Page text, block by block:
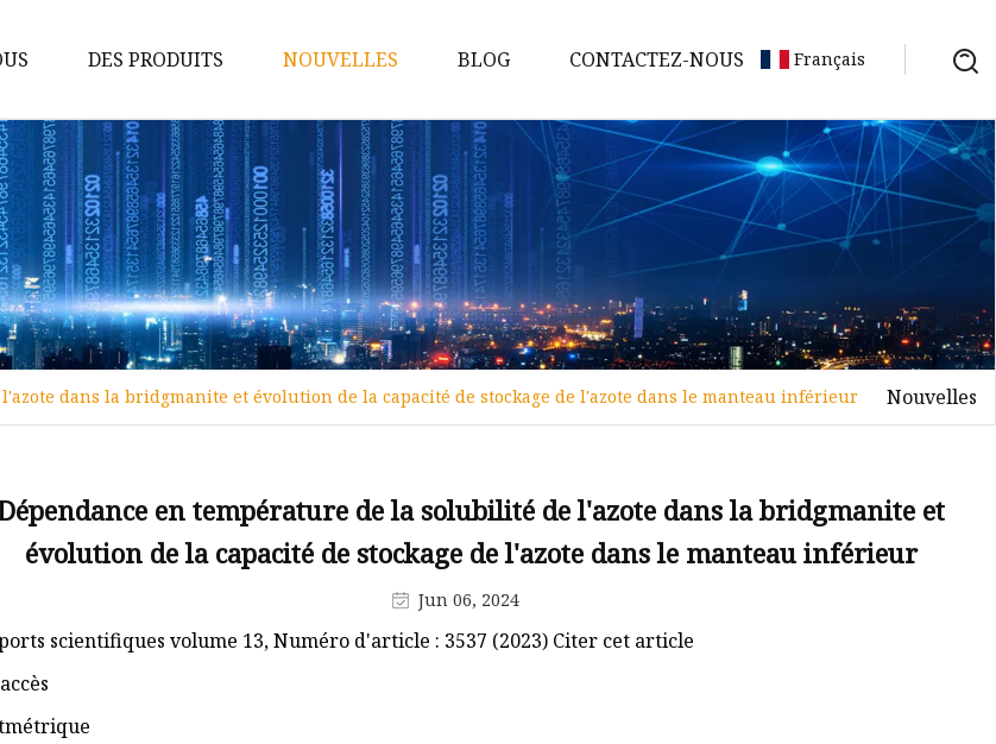
DES PRODUITS
Tige de carbure
Matrices en carbure
Inserts en carbure
Pièces d'usure en carbure
Outils de coupe en carbure
Tige en carbure de tungstène
Boule de carbure de tungstène
Rouleaux de carbure de
tungstène
Plaque de carbure de tungstène
Conseils pour l'extraction du
NOUVELLES BLOG CONTACTEZ-NOUS Français
dans la bridgmanite et évolution de la capacité de stockage de l'azote dans le manteau inférieur Nouvelles
en température de la solubilité de l'azote dans la bridgmanite et
évolution de la capacité de stockage de l'azote dans le manteau inférieur
Jun 06, 2024
scientifiques volume 13, Numéro d'article : 3537 (2023) Citer cet article